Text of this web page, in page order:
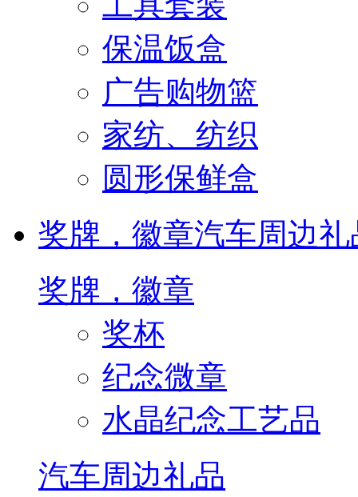
保温饭盒
广告购物篮
家纺、纺织
圆形保鲜盒
奖牌，徽章汽车周边礼
奖牌，徽章
奖杯
纪念微章
水晶纪念工艺品
汽车周边礼品